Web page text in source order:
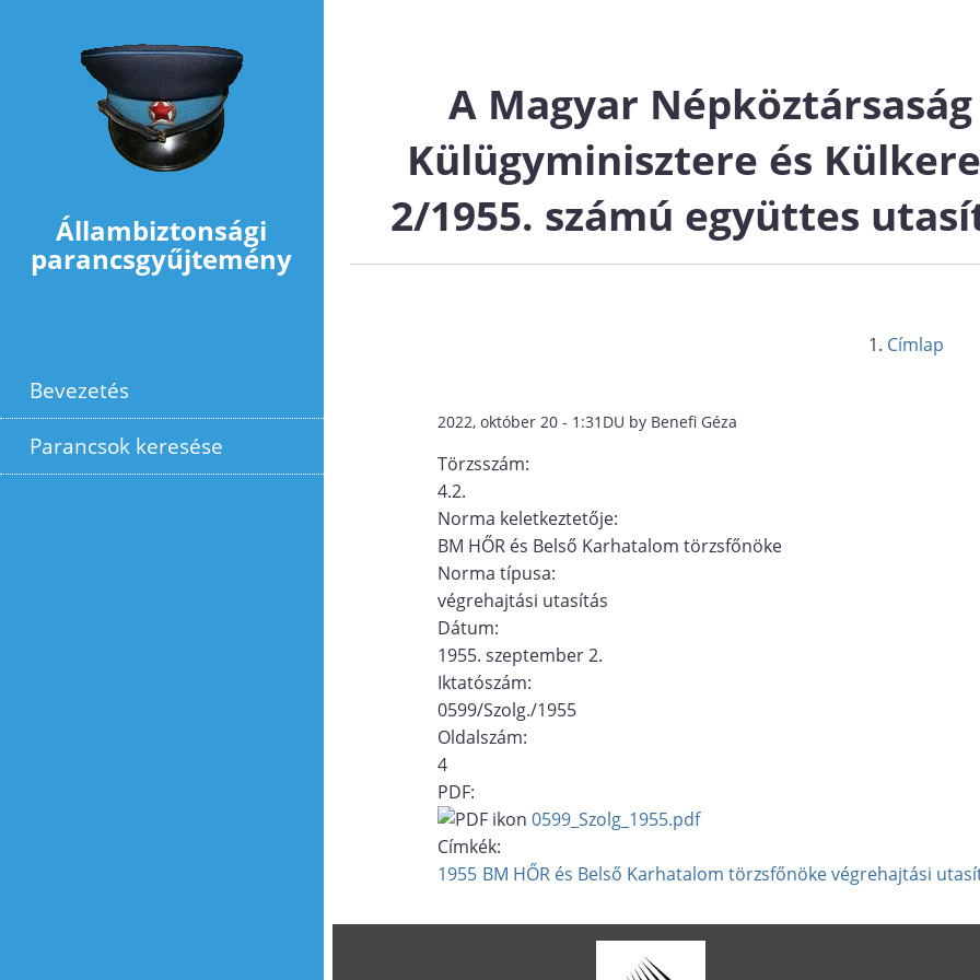
Állambiztonsági
parancsgyűjtemény
Bevezetés
Parancsok keresése
A Magyar
Külügyminisztere és
2/1955. számú együttes
Címlap
2022, október 20 - 1:31DU by Benefi Géza
Törzsszám:
4.2.
Norma keletkeztetője:
BM HŐR és Belső Karhatalom törzsfőnöke
Norma típusa:
végrehajtási utasítás
Dátum:
1955. szeptember 2.
Iktatószám:
0599/Szolg./1955
Oldalszám:
4
PDF:
0599_Szolg_1955.pdf
Címkék:
1955 BM HŐR és Belső Karhatalom törzsfőnöke végrehajtási